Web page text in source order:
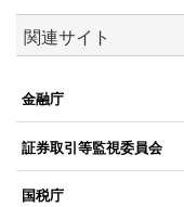
関連サイト
金融庁
証券取引等監視委員会
国税庁